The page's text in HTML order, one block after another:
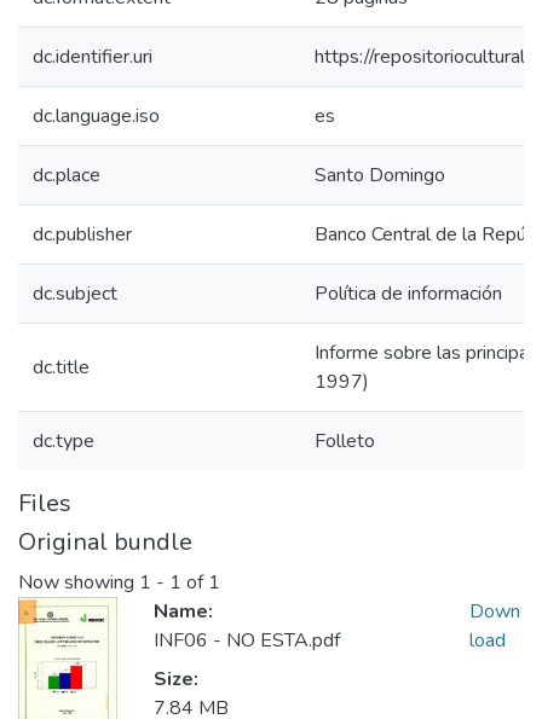
dc.identifier.uri https://
dc.language.iso es
dc.place Santo Domingo
dc.publisher Banco Central de la
dc.subject Política de información
dc.title
Informe sobre las
1997)
dc.type Folleto
Files
Original bundle
Now showing 1 - 1 of 1
Name:
INF06 - NO ESTA.pdf
Size:
7.84 MB
Down
load